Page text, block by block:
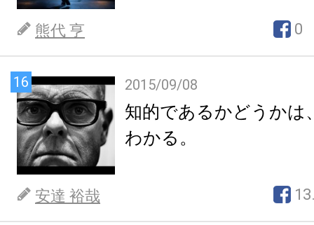
熊代 亨 0
16 2015/09/08
知的であるかどうかは
わかる。
安達 裕哉